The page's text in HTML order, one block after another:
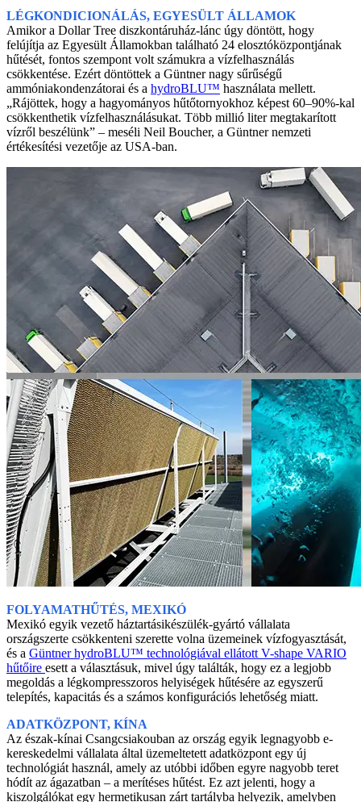
LÉGKONDICIONÁLÁS, EGYESÜLT ÁLLAMOK
Amikor a Dollar Tree diszkontáruház-lánc úgy döntött, hogy
felújítja az Egyesült Államokban található 24 elosztóközpontjának
hűtését, fontos szempont volt számukra a vízfelhasználás
csökkentése. Ezért döntöttek a Güntner nagy sűrűségű
ammóniakondenzátorai és a hydroBLU™ használata mellett.
„Rájöttek, hogy a hagyományos hűtőtornyokhoz képest 60–90%-kal
csökkenthetik vízfelhasználásukat. Több millió liter megtakarított
vízről beszélünk” – meséli Neil Boucher, a Güntner nemzeti
értékesítési vezetője az USA-ban.
FOLYAMATHŰTÉS, MEXIKÓ
Mexikó egyik vezető háztartásikészülék-gyártó vállalata
országszerte csökkenteni szerette volna üzemeinek vízfogyasztását,
és a Güntner hydroBLU™ technológiával ellátott V-shape VARIO
hűtőire esett a választásuk, mivel úgy találták, hogy ez a legjobb
megoldás a légkompresszoros helyiségek hűtésére az egyszerű
telepítés, kapacitás és a számos konfigurációs lehetőség miatt.
ADATKÖZPONT, KÍNA
Az észak-kínai Csangcsiakouban az ország egyik legnagyobb e-
kereskedelmi vállalata által üzemeltetett adatközpont egy új
technológiát használ, amely az utóbbi időben egyre nagyobb teret
hódít az ágazatban – a merítéses hűtést. Ez azt jelenti, hogy a
kiszolgálókat egy hermetikusan zárt tartályba helyezik, amelyben